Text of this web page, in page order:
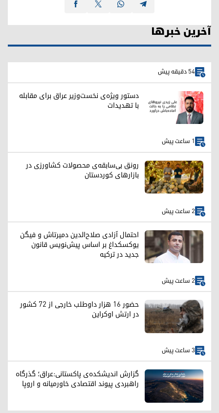
آخرین خبرها
54 دقیقه پیش
دستور ویژه‌ی نخست‌وزیر عراق برای مقابله
با تهدیدات
1 ساعت پیش
رونق بی‌سابقه‌ی محصولات کشاورزی در
بازارهای کوردستان
2 ساعت پیش
احتمال آزادی صلاح‌الدین دمیرتاش و فیگن
یوکسکداغ بر اساس پیش‌نویس قانون
جدید در ترکیه
2 ساعت پیش
حضور ۱۶ هزار داوطلب خارجی از ۷۲ کشور
در ارتش اوکراین
3 ساعت پیش
گزارش اندیشکده‌ی پاکستانی:عراق؛ گذرگاه
راهبردی پیوند اقتصادی خاورمیانه و اروپا